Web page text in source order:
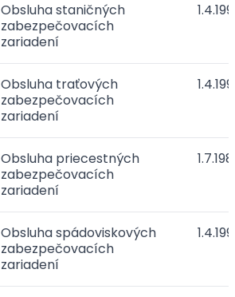
Obsluha staničných
zabezpečovacích
zariadení
Obsluha traťových
zabezpečovacích
zariadení
Obsluha priecestných
zabezpečovacích
zariadení
Obsluha spádoviskových
zabezpečovacích
zariadení